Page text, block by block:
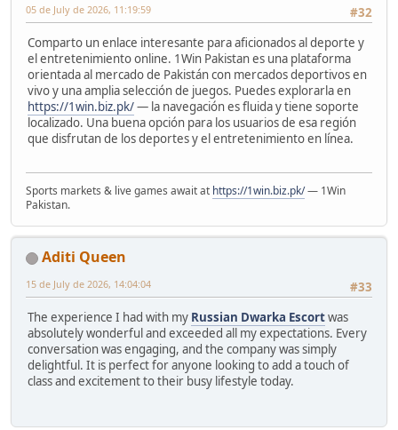
#32
05 de July de 2026, 11:19:59
Comparto un enlace interesante para aficionados al deporte y
el entretenimiento online. 1Win Pakistan es una plataforma
orientada al mercado de Pakistán con mercados deportivos en
vivo y una amplia selección de juegos. Puedes explorarla en
https://1win.biz.pk/— la navegación es fluida y tiene soporte
localizado. Una buena opción para los usuarios de esa región
que disfrutan de los deportes y el entretenimiento en línea.
Sports markets & live games await at https://1win.biz.pk/— 1Win
Pakistan.
Aditi Queen
#33
15 de July de 2026, 14:04:04
The experience I had with my Russian Dwarka Escortwas
absolutely wonderful and exceeded all my expectations. Every
conversation was engaging, and the company was simply
delightful. It is perfect for anyone looking to add a touch of
class and excitement to their busy lifestyle today.